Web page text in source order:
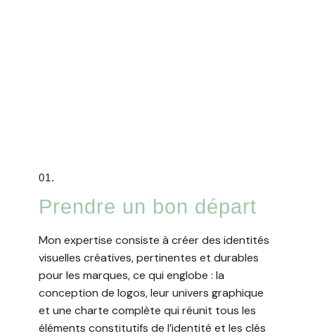
01.
Prendre un bon départ​
Mon expertise consiste à créer des identités
visuelles créatives, pertinentes et durables
pour les marques, ce qui englobe : la
conception de logos, leur univers graphique
et une charte complète qui réunit tous les
éléments constitutifs de l’identité et les clés